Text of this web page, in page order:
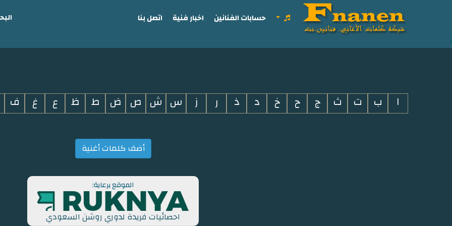
i
حسابات الفنانين اخبار فنية اتصل بنا
ا ب ت ث ج ح خ د ذ ر ز س ش ص ض ط ظ ع غ ف
أضف كلمات أغنية
الموقع برعاية:
احصائيات فريدة لدوري روشن السعودي